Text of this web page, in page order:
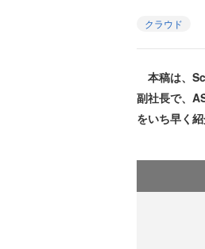
クラウド
本稿は、
副社長で、
をいち早く紹